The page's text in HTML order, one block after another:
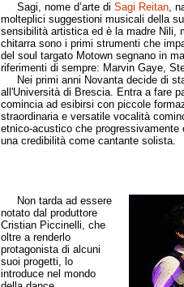
Sagi, nome d’arte di Sagi Reitan,
molteplici suggestioni musicali della
sensibilità artistica ed è la madre Nili,
chitarra sono i primi strumenti che
del soul targato Motown segnano in
riferimenti di sempre: Marvin Gaye,
Nei primi anni Novanta decide di
all'Università di Brescia. Entra a fare
comincia ad esibirsi con piccole
straordinaria e versatile vocalità
etnico-acustico che progressivamente
una credibilità come cantante solista.
Non tarda ad essere
notato dal produttore
Cristian Piccinelli, che
oltre a renderlo
protagonista di alcuni
suoi progetti, lo
introduce nel mondo